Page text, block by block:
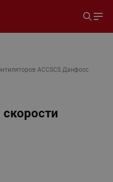
ACCSCS Данфосс
скорости